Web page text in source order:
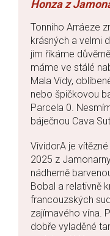
Tonniho Arráeze
krásných a velmi
jim říkáme
máme ve stálé
Mala Vidy,
nebo špičkovou
Parcela 0.
báječnou Cava
VividorA je
2025 z
nádherně
Bobal a relativně
francouzských
zajímavého vína.
dobře vyladěné